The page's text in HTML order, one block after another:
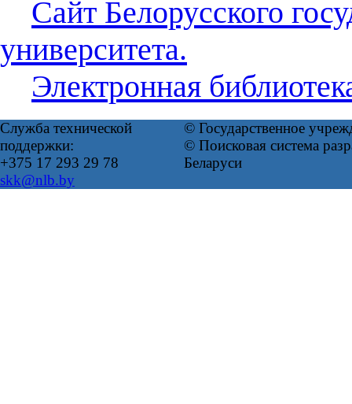
Сайт Белорусского
университета.
Электронная
Служба технической
поддержки:
+375 17 293 29 78
skk@nlb.by
© Государственное
© Поисковая система
Беларуси